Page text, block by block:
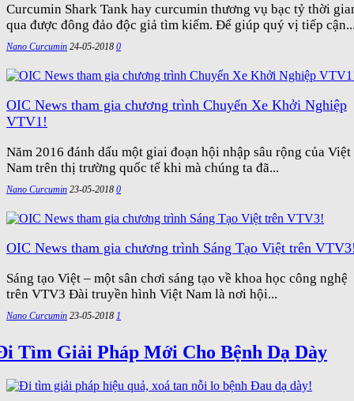
Curcumin Shark Tank hay curcumin thương vụ bạc tỷ thời
qua được đông đảo độc giả tìm kiếm. Để giúp quý vị tiếp
Nano Curcumin 24-05-2018 0
OIC News tham gia chương trình Chuyến Xe Khởi Nghiệp
VTV1!
Năm 2016 đánh dấu một giai đoạn hội nhập sâu rộng của Việt
Nam trên thị trường quốc tế khi mà chúng ta đã...
Nano Curcumin 23-05-2018 0
OIC News tham gia chương trình Sáng Tạo Việt trên
Sáng tạo Việt – một sân chơi sáng tạo về khoa học công nghệ
trên VTV3 Đài truyền hình Việt Nam là nơi hội...
Nano Curcumin 23-05-2018 1
Tìm Giải Pháp Mới Cho Bệnh Dạ Dày